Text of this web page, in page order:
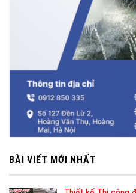
BÀI VIẾT MỚI NHẤT